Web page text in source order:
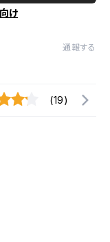
け
通報する
(19)